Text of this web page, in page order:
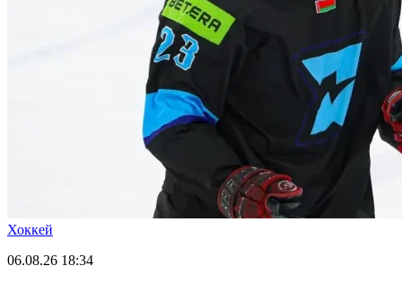
Хоккей
06.08.26 18:34